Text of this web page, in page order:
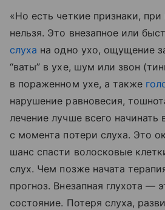
«Но есть четкие признаки,
нельзя. Это внезапное или
слуха на одно ухо, ощущение
“ваты” в ухе, шум или звон
в пораженном ухе, а также
нарушение равновесия,
лечение лучше всего начинать
с момента потери слуха. Это
шанс спасти волосковые
слух. Чем позже начата
прогноз. Внезапная глухота —
состояние. Потеря слуха,